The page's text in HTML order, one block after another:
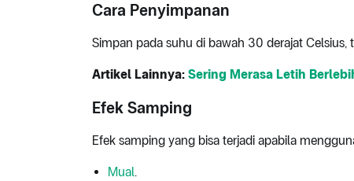
Cara Penyimpanan
Simpan pada suhu di bawah 30 derajat Celsius,
Artikel Lainnya: Sering Merasa Letih
Efek Samping
Efek samping yang bisa terjadi apabila
Mual.